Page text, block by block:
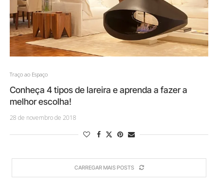
Traço ao Espaço
Conheça 4 tipos de lareira e aprenda a fazer a
melhor escolha!
28 de novembro de 2018
CARREGAR MAIS POSTS